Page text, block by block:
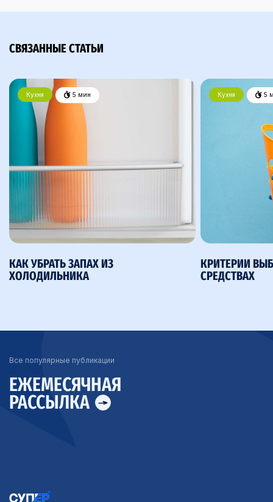
СВЯЗАННЫЕ СТАТЬИ
Кухня 5 мин
КАК УБРАТЬ ЗАПАХ ИЗ
ХОЛОДИЛЬНИКА
Кухня 5
КРИТЕРИИ
СРЕДСТВАХ
Все популярные публикации
ЕЖЕМЕСЯЧНАЯ
РАССЫЛКА